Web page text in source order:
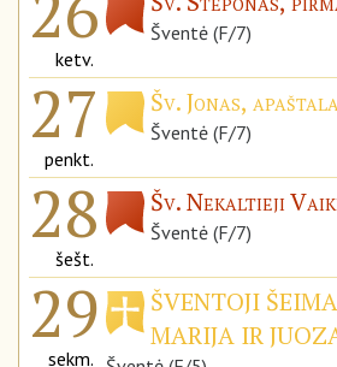
ketv.
Šventė (F/7)
27
penkt.
Šv. Jonas,
Šventė (F/7)
28
šešt.
Šv. Nekaltieji
Šventė (F/7)
29
sekm.
ŠVENTOJI
MARIJA IR